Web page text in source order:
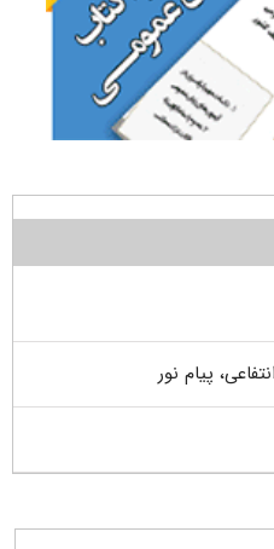
پیام نور